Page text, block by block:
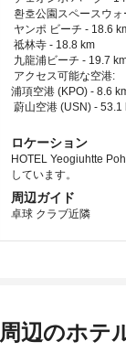
환호公園スペースウ
ヤンポ ビーチ - 18.6
祗林寺 - 18.8 km
九龍浦ビーチ - 19.7
アクセス可能な空港:
浦項空港 (KPO) - 8.6
蔚山空港 (USN) - 53.1
ロケーション
HOTEL Yeogiuhtte
しています。
周辺ガイド
卓球 クラブ近隣
周辺のホテ